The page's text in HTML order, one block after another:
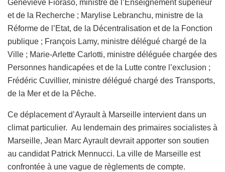
Geneviève Fioraso, ministre de l’Enseignement supérieur
et de la Recherche ; Marylise Lebranchu, ministre de la
Réforme de l’Etat, de la Décentralisation et de la Fonction
publique ; François Lamy, ministre délégué chargé de la
Ville ; Marie-Arlette Carlotti, ministre déléguée chargée des
Personnes handicapées et de la Lutte contre l’exclusion ;
Frédéric Cuvillier, ministre délégué chargé des Transports,
de la Mer et de la Pêche.
Ce déplacement d’Ayrault à Marseille intervient dans un
climat particulier. Au lendemain des primaires socialistes à
Marseille, Jean Marc Ayrault devrait apporter son soutien
au candidat Patrick Mennucci. La ville de Marseille est
confrontée à une vague de règlements de compte.